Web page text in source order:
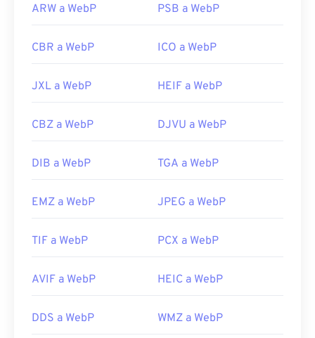
ARW a WebP PSB a WebP
CBR a WebP ICO a WebP
JXL a WebP HEIF a WebP
CBZ a WebP DJVU a WebP
DIB a WebP TGA a WebP
EMZ a WebP JPEG a WebP
TIF a WebP PCX a WebP
AVIF a WebP HEIC a WebP
DDS a WebP WMZ a WebP